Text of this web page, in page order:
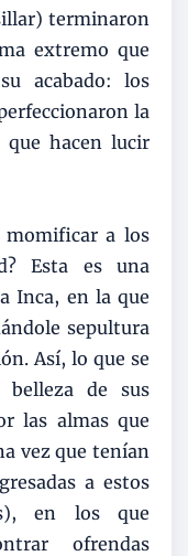
terminaron
extremo que
acabado: los
la
que hacen lucir
momificar a los
Esta es una
Inca, en la que
sepultura
Así, lo que se
de sus
las almas que
vez que tenían
a estos
en los que
ofrendas